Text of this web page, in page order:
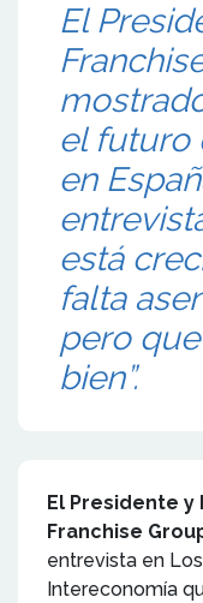
El
el futuro
en
está
falta
pero
bien”.
El Presidente
Franchise
entrevista en
Intereconomía